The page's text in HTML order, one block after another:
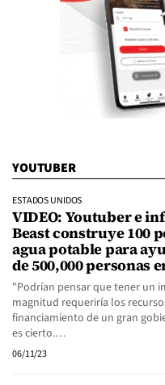
YOUTUBER
ESTADOS UNIDOS
VIDEO: Youtuber e
Beast construye 100
agua potable para
de 500,000 personas
"Podrían pensar que tener un
magnitud requeriría los
financiamiento de un gran
es cierto.…
06/11/23